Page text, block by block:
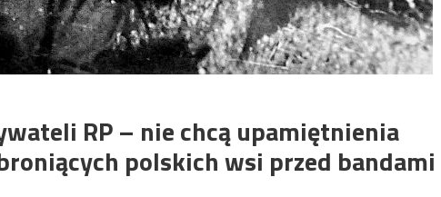
RP – nie chcą upamiętnienia
polskich wsi przed bandami